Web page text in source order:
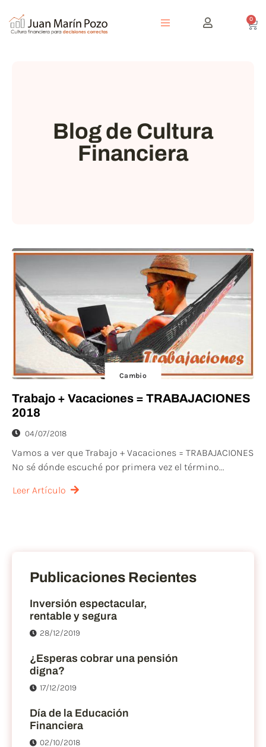
0
Blog de Cultura
Financiera
Cambio
Trabajo + Vacaciones = TRABAJACIONES
2018
04/07/2018
Vamos a ver que Trabajo + Vacaciones = TRABAJACIONES
No sé dónde escuché por primera vez el término...
Leer Artículo
Publicaciones Recientes
Inversión espectacular,
rentable y segura
28/12/2019
¿Esperas cobrar una pensión
digna?
17/12/2019
Día de la Educación
Financiera
02/10/2018